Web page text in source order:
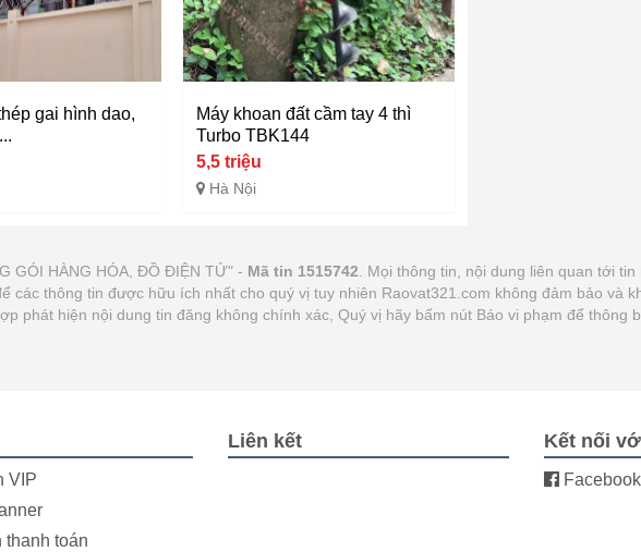
gai hình dao,
Máy khoan đất cầm tay 4 thì
Turbo TBK144
5,5 triệu
Hà Nội
GÓI HÀNG HÓA, ĐỒ ĐIỆN TỬ" - Mã tin 1515742 . Mọi thông tin, nội dung liên quan tới
các thông tin được hữu ích nhất cho quý vị tuy nhiên Raovat321.com không đảm bảo và
phát hiện nội dung tin đăng không chính xác, Quý vị hãy bấm nút Báo vi phạm để thông
VIP
toán
Liên kết Kết nối
Facebook